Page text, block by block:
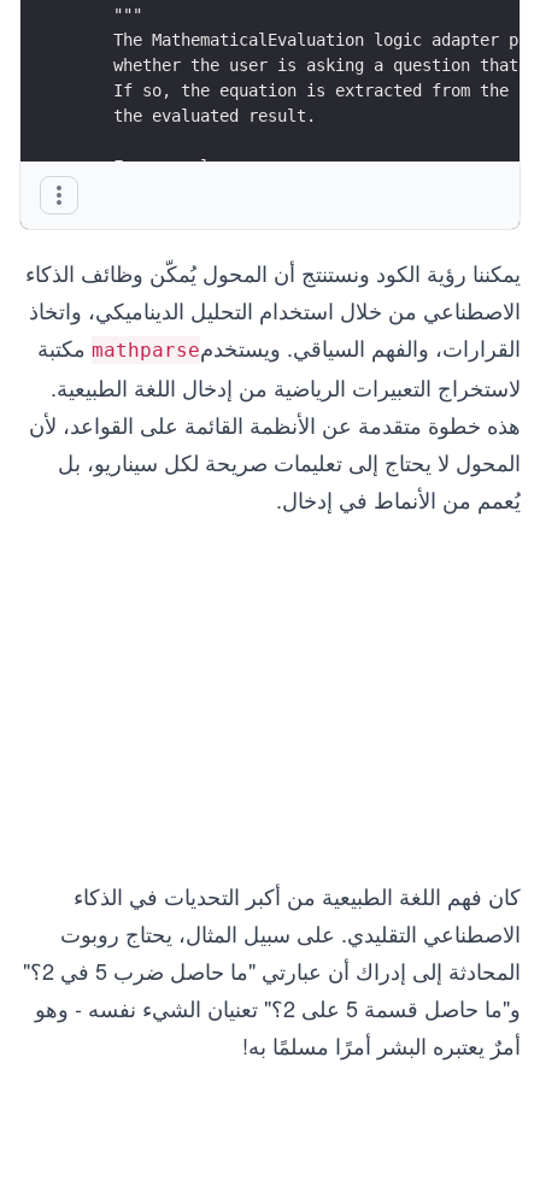
    """
The MathematicalEvaluation logic adapter
whether the user is asking a question that
If so, the equation is extracted from the
    the evaluated result.
    For example:
        Bot: 'Three plus five equals eight'
    :kwargs:
        * *language* (``object``) --
The language is set to
    """
    def __init__(self, chatbot, **kwargs):
        """
Initialize the adapter with the chatbot
Default language is set to English
        super().__init__(chatbot, **kwargs)
response = self.process(statement)  #
self.cache[statement.text] = response
return response.confidence == 1  #
def process(self, statement,
        """
        Processes the input statement to:
يمكننا رؤية الكود ونستنتج أن المحول يُمكّن وظائف الذكاء
الاصطناعي من خلال استخدام التحليل الديناميكي، واتخاذ
القرارات، والفهم السياقي. ويستخدمmathparse مكتبة
لاستخراج التعبيرات الرياضية من إدخال اللغة الطبيعية.
هذه خطوة متقدمة عن الأنظمة القائمة على القواعد، لأن
المحول لا يحتاج إلى تعليمات صريحة لكل سيناريو، بل
يُعمم من الأنماط في إدخال.
كان فهم اللغة الطبيعية من أكبر التحديات في الذكاء
الاصطناعي التقليدي. على سبيل المثال، يحتاج روبوت
المحادثة إلى إدراك أن عبارتي "ما حاصل ضرب 5 في 2؟"
و"ما حاصل قسمة 5 على 2؟" تعنيان الشيء نفسه - وهو
أمرٌ يعتبره البشر أمرًا مسلمًا به!